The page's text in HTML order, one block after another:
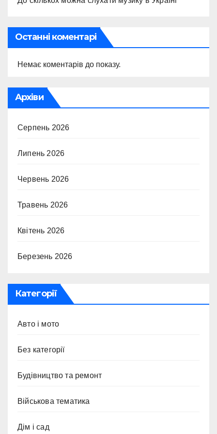
Останні коментарі
Немає коментарів до показу.
Архіви
Серпень 2026
Липень 2026
Червень 2026
Травень 2026
Квітень 2026
Березень 2026
Категорії
Авто і мото
Без категорії
Будівництво та ремонт
Військова тематика
Дім і сад